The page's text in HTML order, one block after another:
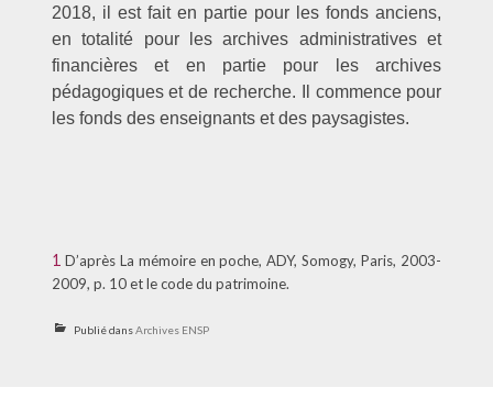
2018, il est fait en partie pour les fonds anciens,
en totalité pour les archives administratives et
financières et en partie pour les archives
pédagogiques et de recherche. Il commence pour
les fonds des enseignants et des paysagistes.
1 D’après La mémoire en poche, ADY, Somogy, Paris, 2003-
2009, p. 10 et le code du patrimoine.
Publié dansArchives ENSP